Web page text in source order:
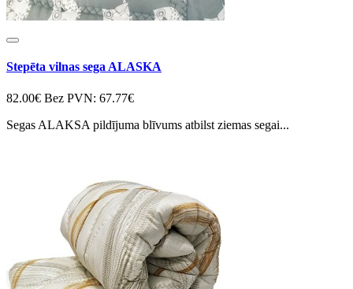
Stepēta vilnas sega ALASKA
82.00€ Bez PVN: 67.77€
Segas ALAKSA pildījuma blīvums atbilst ziemas segai...